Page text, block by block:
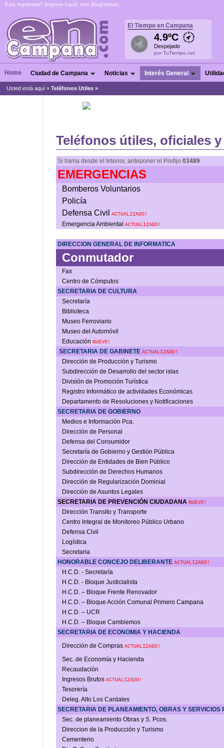
Está registrado? [Ingrese Aquí], sino [Regístrese]
El Tiempo en Campana
4.9ºC
Despejado
por TuTiempo.net
Home Ciudad de Campana Noticias Interés General
Usted está aquí » Teléfonos Utiles »
Teléfonos útiles, oficiales
Si llama desde el Interior, anteponer el Prefijo 03489
EMERGENCIAS
Bomberos Voluntarios
Policía
Defensa Civil
ACTUALIZADO!
Emergencia Ambiental ACTUALIZADO!
DIRECCION GENERAL DE INFORMATICA
Conmutador
Fax
Centro de Cómputos
SECRETARIA DE CULTURA
Secretaría
Biblioteca
Museo Ferroviario
Museo del Automóvil
Educación NUEVO!
SECRETARIA DE GABINETE ACTUALIZADO!
Dirección de Producción y Turismo
Subdirección de Desarrollo del sector islas
División de Promoción Turística
Registro Informático de actividades Económicas
Departamento de Resoluciones y Notificaciones
SECRETARIA DE GOBIERNO
Medios e Información Pca.
Dirección de Personal
Defensa del Consumidor
Secretaría de Gobierno y Gestión Pública
Dirección de Entidades de Bien Público
Subdirección de Derechos Humanos
Dirección de Regularización Dominial
Dirección de Asuntos Legales
SECRETARIA DE PREVENCIÓN CIUDADANA NUEVO!
Dirección Transito y Transporte
Centro Integral de Monitoreo Público Urbano
Defensa Civil
Logística
Secretaria
HONORABLE CONCEJO DELIBERANTE ACTUALIZADO!
H.C.D. - Secretaría
H.C.D. - Bloque Justicialista
H.C.D. – Bloque Frente Renovador
H.C.D. – Bloque Acción Comunal Primero Campana
H.C.D. – UCR
H.C.D. – Bloque Cambiemos
SECRETARIA DE ECONOMIA Y HACIENDA
Dirección de Compras ACTUALIZADO!
Sec. de Economía y Hacienda
Recaudación
Ingresos Brutos ACTUALIZADO!
Tesorería
Deleg. Alto Los Cardales
SECRETARIA DE PLANEAMIENTO, OBRAS Y SERVICIOS
Sec. de planeamiento Obras y S. Pcos.
Direccion de la Producción y Turismo
Cementerio